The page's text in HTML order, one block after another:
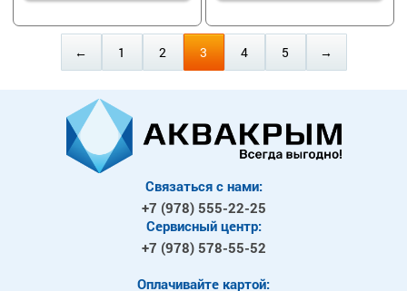
← 1 2 3 4 5 →
Связаться с нами:
+7 (978) 555-22-25
Сервисный центр:
+7 (978) 578-55-52
Оплачивайте картой: